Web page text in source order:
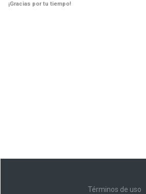
¡Gracias por tu tiempo!
Términos de uso